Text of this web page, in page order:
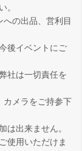
。
の出品、営利目
後イベントにご
社は一切責任を
カメラをご持参下
は出来ません。
使用いただけま